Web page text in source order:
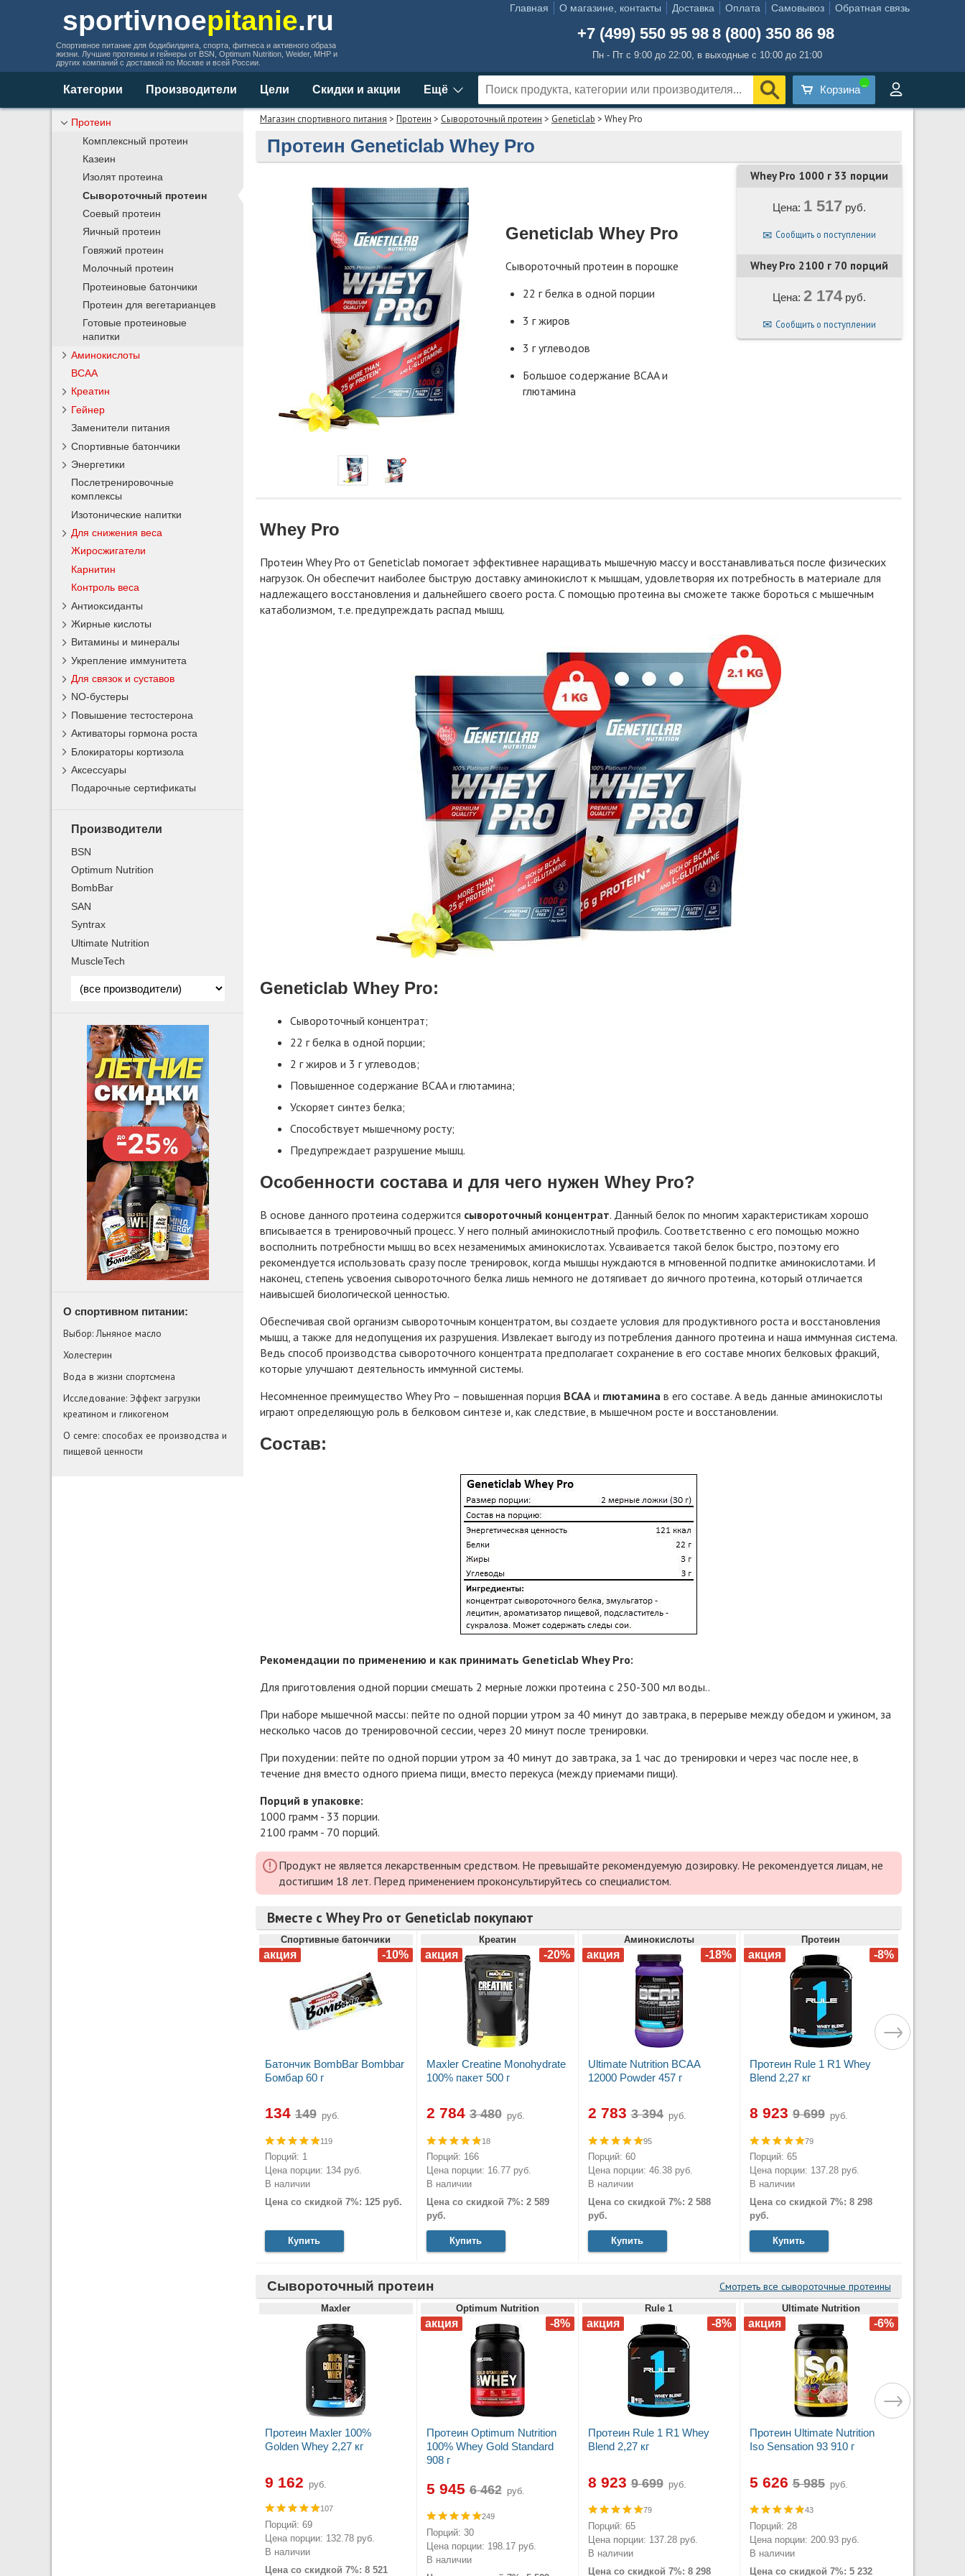
sportivnoepitanie.ru
Спортивное питание для бодибилдинга, спорта, фитнеса и активного образа
жизни. Лучшие протеины и гейнеры от BSN, Optimum Nutrition, Weider, MHP и
других компаний с доставкой по Москве и всей России.
Главная О магазине, контакты Доставка Оплата Самовывоз Обратная связь
+7 (499) 550 95 98 8 (800) 350 86 98
Пн - Пт с 9:00 до 22:00, в выходные с 10:00 до 21:00
Категории Производители Цели Скидки и акции Ещё Корзина
Магазин спортивного питания > Протеин > Сывороточный протеин > Geneticlab > Whey Pro
Протеин Geneticlab Whey Pro
Geneticlab Whey Pro
Сывороточный протеин в порошке
22 г белка в одной порции
3 г жиров
3 г углеводов
Большое содержание BCAA и
глютамина
Whey Pro 1000 г 33 порции
Цена: 1 517 руб.
Сообщить о поступлении
Whey Pro 2100 г 70 порций
Цена: 2 174руб.
Сообщить о поступлении
Whey Pro
Протеин Whey Pro от Geneticlab помогает эффективнее наращивать мышечную массу и восстанавливаться после физических
нагрузок. Он обеспечит наиболее быструю доставку аминокислот к мышцам, удовлетворяя их потребность в материале для
надлежащего восстановления и дальнейшего своего роста. С помощью протеина вы сможете также бороться с мышечным
катаболизмом, т.е. предупреждать распад мышц.
Geneticlab Whey Pro:
Сывороточный концентрат;
22 г белка в одной порции;
2 г жиров и 3 г углеводов;
Повышенное содержание BCAA и глютамина;
Ускоряет синтез белка;
Способствует мышечному росту;
Предупреждает разрушение мышц.
Особенности состава и для чего нужен Whey Pro?
В основе данного протеина содержится сывороточный концентрат. Данный белок по многим характеристикам хорошо
вписывается в тренировочный процесс. У него полный аминокислотный профиль. Соответственно с его помощью можно
восполнить потребности мышц во всех незаменимых аминокислотах. Усваивается такой белок быстро, поэтому его
рекомендуется использовать сразу после тренировок, когда мышцы нуждаются в мгновенной подпитке аминокислотами. И
наконец, степень усвоения сывороточного белка лишь немного не дотягивает до яичного протеина, который отличается
наивысшей биологической ценностью.
Обеспечивая свой организм сывороточным концентратом, вы создаете условия для продуктивного роста и восстановления
мышц, а также для недопущения их разрушения. Извлекает выгоду из потребления данного протеина и наша иммунная система.
Ведь способ производства сывороточного концентрата предполагает сохранение в его составе многих белковых фракций,
которые улучшают деятельность иммунной системы.
Несомненное преимущество Whey Pro – повышенная порция BCAAи глютамина в его составе. А ведь данные аминокислоты
играют определяющую роль в белковом синтезе и, как следствие, в мышечном росте и восстановлении.
Состав:
Рекомендации по применению и как принимать Geneticlab Whey Pro:
Для приготовления одной порции смешать 2 мерные ложки протеина с 250-300 мл воды..
При наборе мышечной массы: пейте по одной порции утром за 40 минут до завтрака, в перерыве между обедом и ужином, за
несколько часов до тренировочной сессии, через 20 минут после тренировки.
При похудении: пейте по одной порции утром за 40 минут до завтрака, за 1 час до тренировки и через час после нее, в
течение дня вместо одного приема пищи, вместо перекуса (между приемами пищи).
Порций в упаковке:
1000 грамм - 33 порции.
2100 грамм - 70 порций.
Продукт не является лекарственным средством. Не превышайте рекомендуемую дозировку. Не рекомендуется лицам, не
достигшим 18 лет. Перед применением проконсультируйтесь со специалистом.
Вместе с Whey Pro от Geneticlab покупают
Спортивные батончики
Батончик BombBar Bombbar
Бомбар 60 г
134 руб.
119
Порций: 1
Цена порции: 134 руб.
В наличии
Цена со скидкой 7%: 125 руб.
Купить
Креатин
Maxler Creatine Monohydrate
100% пакет 500 г
2 784 руб.
18
Порций: 166
Цена порции: 16.77 руб.
В наличии
Цена со скидкой 7%: 2 589
руб.
Купить
Аминокислоты
Ultimate Nutrition BCAA
12000 Powder 457 г
2 783 руб.
95
Порций: 60
Цена порции: 46.38 руб.
В наличии
Цена со скидкой 7%: 2 588
руб.
Купить
Протеин
Протеин Rule 1 R1 Whey
Blend 2,27 кг
8 923 руб.
79
Порций: 65
Цена порции: 137.28 руб.
В наличии
Цена со скидкой 7%: 8 298
руб.
Купить
Сывороточный протеин Смотреть все сывороточные протеины
Maxler
Протеин Maxler 100%
Golden Whey 2,27 кг
9 162 руб.
107
Порций: 69
Цена порции: 132.78 руб.
В наличии
Цена со скидкой 7%: 8 521
Optimum Nutrition
Протеин Optimum Nutrition
100% Whey Gold Standard
908 г
5 945 руб.
249
Порций: 30
Цена порции: 198.17 руб.
В наличии
Rule 1
Протеин Rule 1 R1 Whey
Blend 2,27 кг
8 923 руб.
79
Порций: 65
Цена порции: 137.28 руб.
В наличии
Цена со скидкой 7%: 8 298
Ultimate Nutrition
Протеин Ultimate Nutrition
Iso Sensation 93 910 г
5 626 руб.
43
Порций: 28
Цена порции: 200.93 руб.
В наличии
Цена со скидкой 7%: 5 232
Протеин
Комплексный протеин
Казеин
Изолят протеина
Сывороточный протеин
Соевый протеин
Яичный протеин
Говяжий протеин
Молочный протеин
Протеиновые батончики
Протеин для вегетарианцев
Готовые протеиновые
напитки
Аминокислоты
BCAA
Креатин
Гейнер
Заменители питания
Спортивные батончики
Энергетики
Послетренировочные
комплексы
Изотонические напитки
Для снижения веса
Жиросжигатели
Карнитин
Контроль веса
Антиоксиданты
Жирные кислоты
Витамины и минералы
Укрепление иммунитета
Для связок и суставов
NO-бустеры
Повышение тестостерона
Активаторы гормона роста
Блокираторы кортизола
Аксессуары
Подарочные сертификаты
Производители
BSN
Optimum Nutrition
BombBar
SAN
Syntrax
Ultimate Nutrition
MuscleTech
О спортивном питании:
Выбор: Льняное масло
Холестерин
Вода в жизни спортсмена
Исследование: Эффект загрузки
креатином и гликогеном
О семге: способах ее производства и
пищевой ценности